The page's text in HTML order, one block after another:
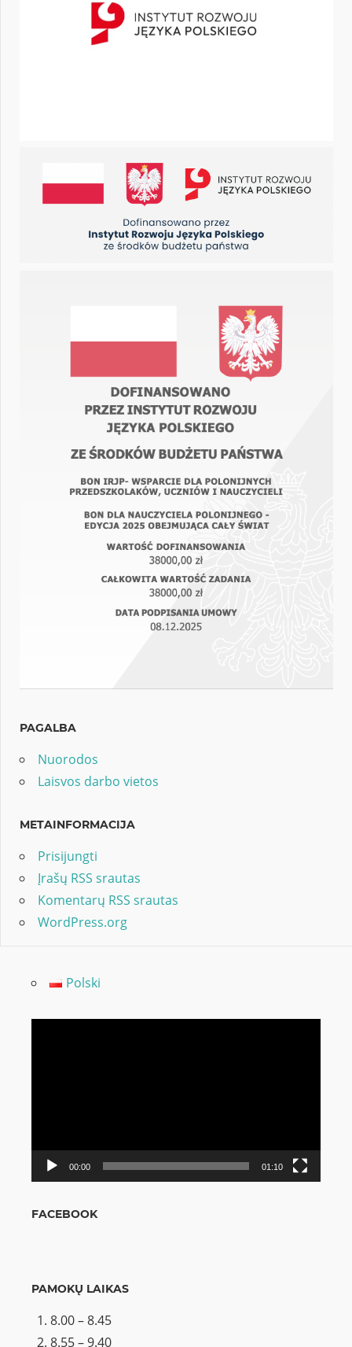
PAGALBA
Nuorodos
Laisvos darbo vietos
METAINFORMACIJA
Prisijungti
Įrašų RSS srautas
Komentarų RSS srautas
WordPress.org
Polski
00:00 01:10
FACEBOOK
PAMOKŲ LAIKAS
8.00 – 8.45
8.55 – 9.40